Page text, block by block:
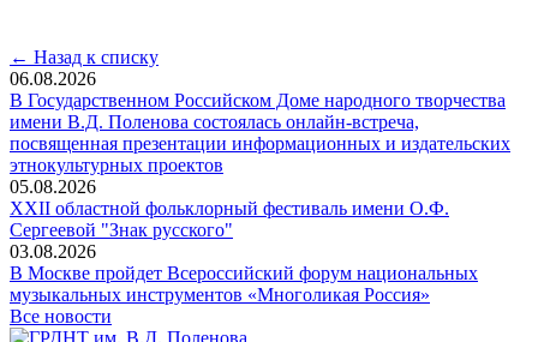
← Назад к списку
06.08.2026
В Государственном Российском Доме народного творчества
имени В.Д. Поленова состоялась онлайн-встреча,
посвященная презентации информационных и издательских
этнокультурных проектов
05.08.2026
XXII областной фольклорный фестиваль имени О.Ф.
Сергеевой "Знак русского"
03.08.2026
В Москве пройдет Всероссийский форум национальных
музыкальных инструментов «Многоликая Россия»
Все новости